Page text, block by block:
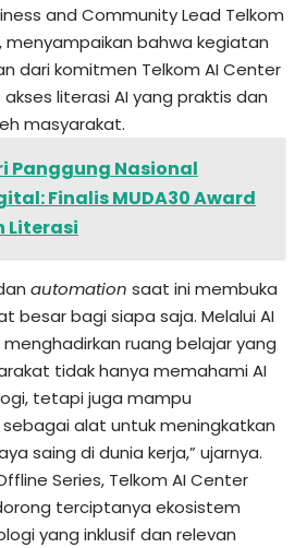
and Community Lead Telkom
menyampaikan bahwa kegiatan
dari komitmen Telkom AI Center
literasi AI yang praktis dan
masyarakat.
Panggung Nasional
Finalis MUDA30 Award
Literasi
automation saat ini membuka
besar bagi siapa saja. Melalui AI
ruang belajar yang
tidak hanya memahami AI
tetapi juga mampu
alat untuk meningkatkan
saing di dunia kerja,” ujarnya.
Series, Telkom AI Center
terciptanya ekosistem
yang inklusif dan relevan